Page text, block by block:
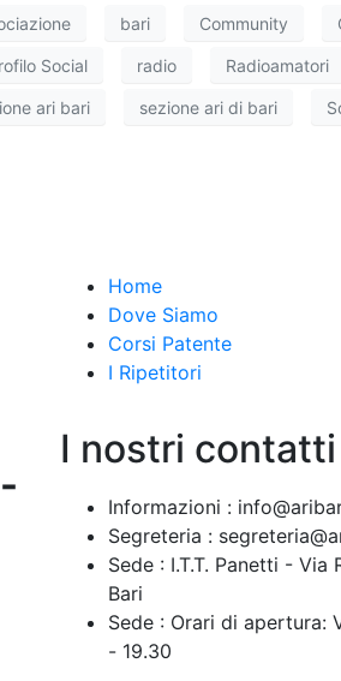
bari Community
Social radio Radioamatori
ari bari sezione ari di bari
Home
Dove Siamo
Corsi Patente
I Ripetitori
I nostri contatti
Informazioni :
Segreteria :
Sede : I.T.T. Panetti - Via
Bari
Sede : Orari di apertura:
- 19.30